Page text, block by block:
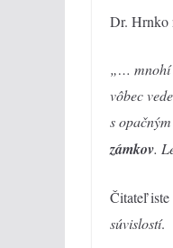
Dr. Hrnko
„… mnohí
vôbec
s
zámkov.
Čitateľ
súvislostí.